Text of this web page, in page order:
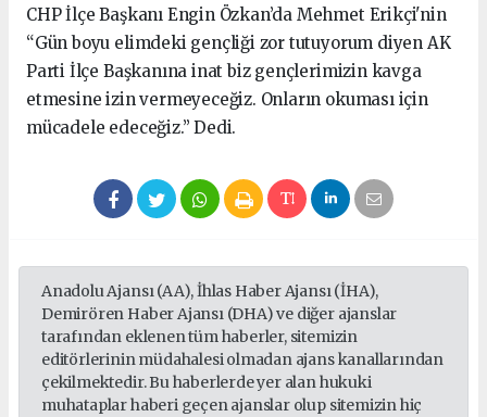
CHP İlçe Başkanı Engin Özkan’da Mehmet Erikçi'nin
“Gün boyu elimdeki gençliği zor tutuyorum diyen AK
Parti İlçe Başkanına inat biz gençlerimizin kavga
etmesine izin vermeyeceğiz. Onların okuması için
mücadele edeceğiz.” Dedi.
Anadolu Ajansı (AA), İhlas Haber Ajansı (İHA),
Demirören Haber Ajansı (DHA) ve diğer ajanslar
tarafından eklenen tüm haberler, sitemizin
editörlerinin müdahalesi olmadan ajans kanallarından
çekilmektedir. Bu haberlerde yer alan hukuki
muhataplar haberi geçen ajanslar olup sitemizin hiç